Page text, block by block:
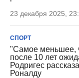
23 декабря 2025,
СПОРТ
"Самое меньшее,
после 10 лет
Родригес
Роналду